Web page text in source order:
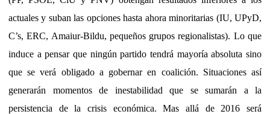
actuales y suban las opciones hasta ahora minoritarias (IU, UPyD,
C’s, ERC, Amaiur-Bildu, pequeños grupos regionalistas). Lo que
induce a pensar que ningún partido tendrá mayoría absoluta sino
que se verá obligado a gobernar en coalición. Situaciones así
generarán momentos de inestabilidad que se sumarán a la
persistencia de la crisis económica. Mas allá de 2016 será